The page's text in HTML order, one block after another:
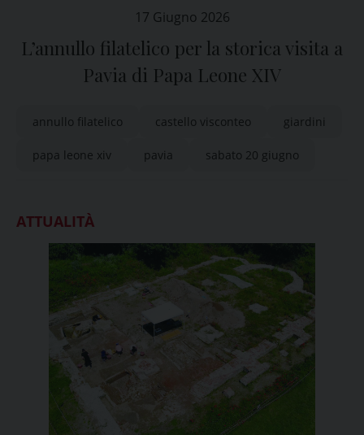
17 Giugno 2026
L’annullo filatelico per la storica visita a
Pavia di Papa Leone XIV
annullo filatelico castello visconteo giardini
papa leone xiv pavia sabato 20 giugno
ATTUALITÀ